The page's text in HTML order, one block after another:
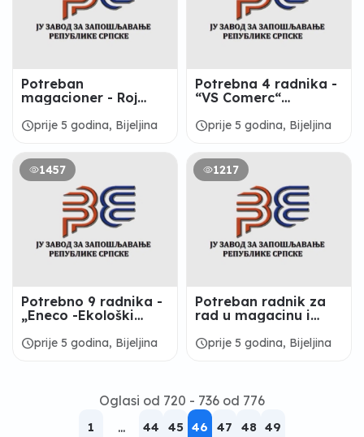
Potreban
magacioner - Roj
scheduleprije 5 godina, Bijeljina
Potrebna 4 radnika -
“VS Comerc“
scheduleprije 5 godina, Bijeljina
1457
Potrebno 9 radnika -
„Eneco -Ekološki
scheduleprije 5 godina, Bijeljina
1217
Potreban radnik za
rad u magacinu i
“Građapromet“
scheduleprije 5 godina, Bijeljina
Oglasi od 720 - 736 od 776
1 ... 44 45 46 47 48 49